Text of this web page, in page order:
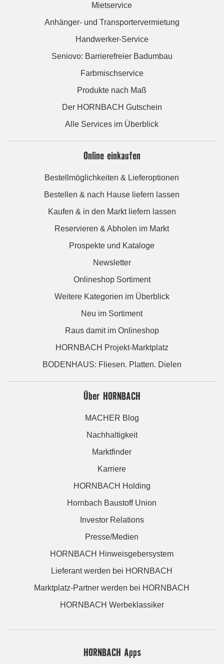
Mietservice
Anhänger- und Transportervermietung
Handwerker-Service
Seniovo: Barrierefreier Badumbau
Farbmischservice
Produkte nach Maß
Der HORNBACH Gutschein
Alle Services im Überblick
Online einkaufen
Bestellmöglichkeiten & Lieferoptionen
Bestellen & nach Hause liefern lassen
Kaufen & in den Markt liefern lassen
Reservieren & Abholen im Markt
Prospekte und Kataloge
Newsletter
Onlineshop Sortiment
Weitere Kategorien im Überblick
Neu im Sortiment
Raus damit im Onlineshop
HORNBACH Projekt-Marktplatz
BODENHAUS: Fliesen. Platten. Dielen
Über HORNBACH
MACHER Blog
Nachhaltigkeit
Marktfinder
Karriere
HORNBACH Holding
Hornbach Baustoff Union
Investor Relations
Presse/Medien
HORNBACH Hinweisgebersystem
Lieferant werden bei HORNBACH
Marktplatz-Partner werden bei HORNBACH
HORNBACH Werbeklassiker
HORNBACH Apps